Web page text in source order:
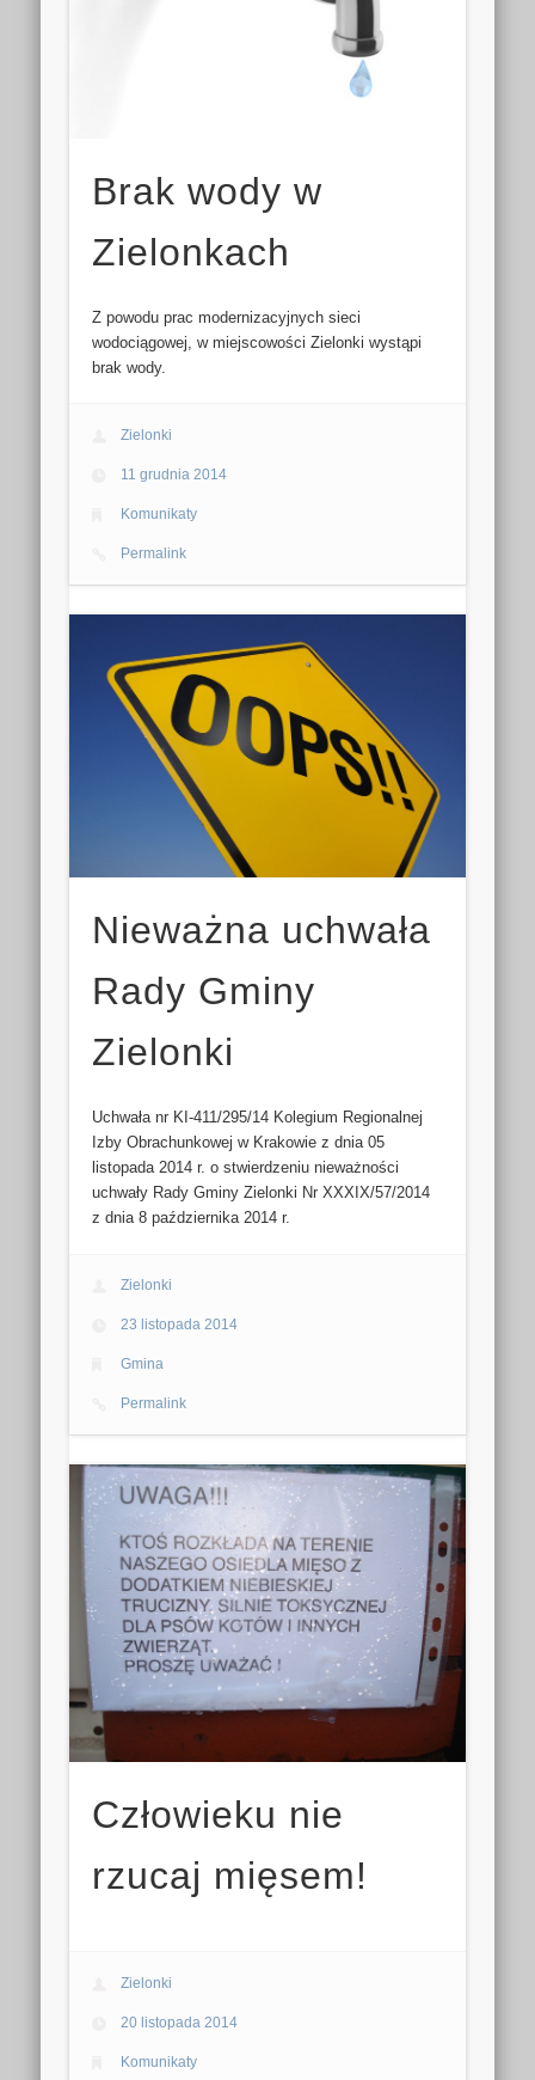
Brak wody w
Zielonkach
Z powodu prac modernizacyjnych sieci
wodociągowej, w miejscowości Zielonki wystąpi
brak wody.
Zielonki
11 grudnia 2014
Komunikaty
Permalink
Nieważna uchwała
Rady Gminy
Zielonki
Uchwała nr KI-411/295/14 Kolegium Regionalnej
Izby Obrachunkowej w Krakowie z dnia 05
listopada 2014 r. o stwierdzeniu nieważności
uchwały Rady Gminy Zielonki Nr XXXIX/57/2014
z dnia 8 października 2014 r.
Zielonki
23 listopada 2014
Gmina
Permalink
Człowieku nie
rzucaj mięsem!
Zielonki
20 listopada 2014
Komunikaty